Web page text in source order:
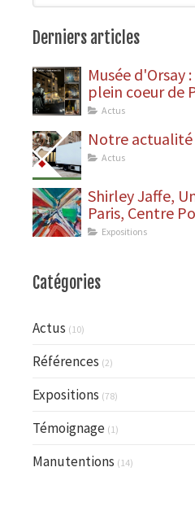
Derniers articles
Musée d'Orsay
plein coeur de
des statues
Actus
Notre actualité
Actus
Shirley Jaffe,
Paris, Centre
Expositions
Catégories
Actus (10)
Références (2)
Expositions (78)
Témoignage (1)
Manutentions (14)